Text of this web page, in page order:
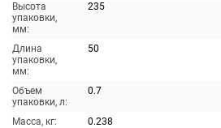
Высота
упаковки,
мм:
235
Длина
упаковки,
мм:
50
Объем
упаковки, л:
0.7
Масса, кг:
0.238